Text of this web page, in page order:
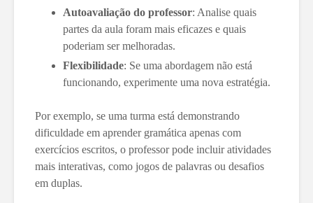
Autoavaliação do professor: Analise quais
partes da aula foram mais eficazes e quais
poderiam ser melhoradas.
Flexibilidade: Se uma abordagem não está
funcionando, experimente uma nova estratégia.
Por exemplo, se uma turma está demonstrando
dificuldade em aprender gramática apenas com
exercícios escritos, o professor pode incluir atividades
mais interativas, como jogos de palavras ou desafios
em duplas.